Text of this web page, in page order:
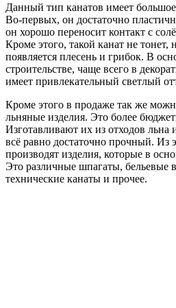
Данный тип канатов имеет
Во-первых, он достаточно
он хорошо переносит контакт с
Кроме этого, такой канат не тонет,
появляется плесень и грибок. В
строительстве, чаще всего в
имеет привлекательный светлый
Кроме этого в продаже так же
льняные изделия. Это более
Изготавливают их из отходов льна
всё равно достаточно прочный. Из
производят изделия, которые в
Это различные шпагаты, бельевые
технические канаты и прочее.